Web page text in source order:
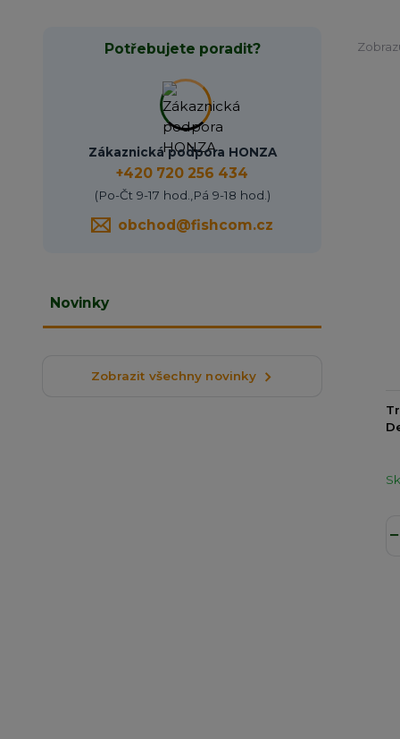
Potřebujete poradit?
Zákaznická podpora HONZA
+420 720 256 434
(Po-Čt 9-17 hod.,Pá 9-18 hod.)
obchod@fishcom.cz
Novinky
Zobrazit všechny novinky